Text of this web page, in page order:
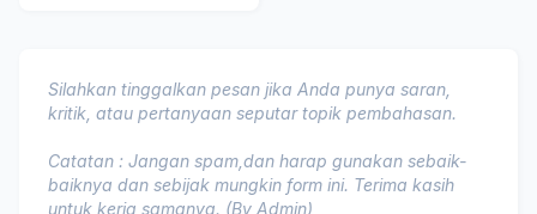
Silahkan tinggalkan pesan jika Anda punya saran,
kritik, atau pertanyaan seputar topik pembahasan.
Catatan : Jangan spam,dan harap gunakan sebaik-
baiknya dan sebijak mungkin form ini. Terima kasih
untuk kerja samanya. (By Admin)